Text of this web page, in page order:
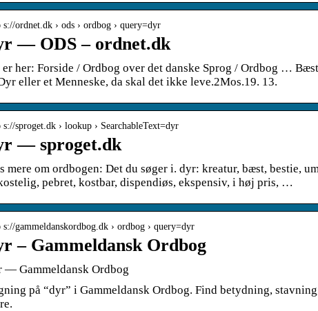
s://ordnet.dk › ods › ordbog › query=dyr
— ODS – ordnet.dk
er her: Forside / Ordbog over det danske Sprog / Ordbog …
eller et Menneske, da skal det ikke leve.2Mos.19. 13.
s://sproget.dk › lookup › SearchableText=dyr
— sproget.dk
mere om ordbogen: Det du søger i. dyr: kreatur, bæst, bestie,
pebret, kostbar, dispendiøs, ekspensiv, i høj pris, …
s://gammeldanskordbog.dk › ordbog › query=dyr
– Gammeldansk Ordbog
— Gammeldansk Ordbog
på “dyr” i Gammeldansk Ordbog. Find betydning,